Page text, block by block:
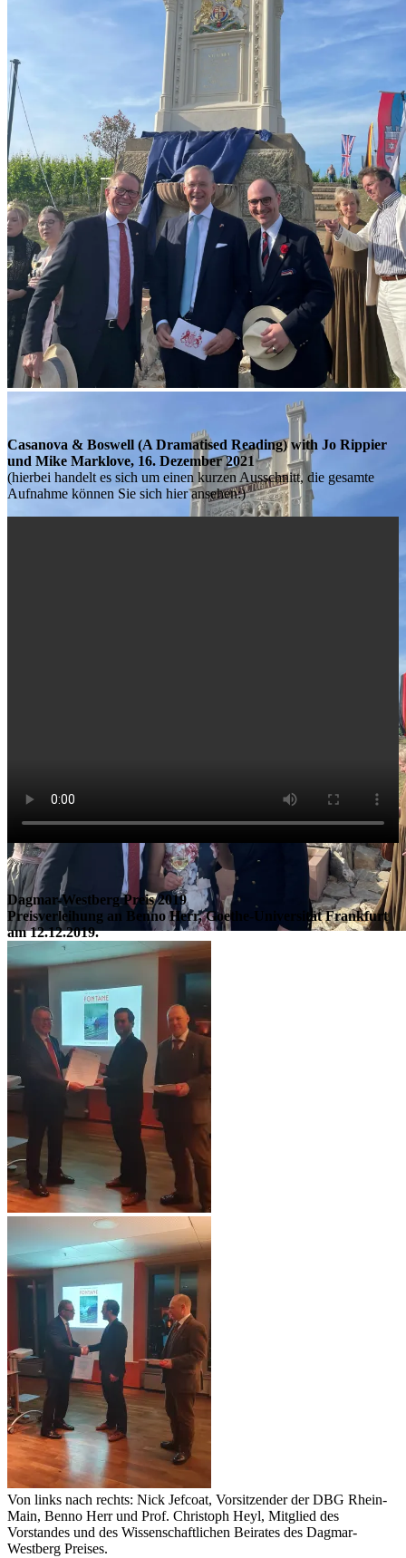
Casanova & Boswell (A Dramatised Reading) with Jo Rippier
und Mike Marklove, 16. Dezember 2021
(hierbei handelt es sich um einen kurzen Ausschnitt, die gesamte
Aufnahme können Sie sich hier ansehen:)
Dagmar-Westberg Preis 2019
Preisverleihung an Benno Herr, Goethe-Universität Frankfurt
am 12.12.2019.
Von links nach rechts: Nick Jefcoat, Vorsitzender der DBG Rhein-
Main, Benno Herr und Prof. Christoph Heyl, Mitglied des
Vorstandes und des Wissenschaftlichen Beirates des Dagmar-
Westberg Preises.